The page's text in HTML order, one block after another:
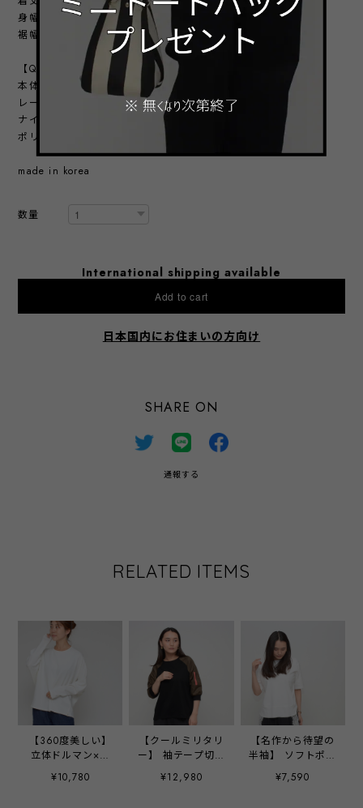
身幅：86㎝
裾幅：60.5㎝
【QUALITY】
本体：
レーヨン 61%
ナイロン 31%
ポリウレタン 8%
made in korea
数量
International shipping available
Add to cart
日本国内にお住まいの方向け
SHARE ON
通報する
RELATED ITEMS
【360度美しい】
立体ドルマン×コ
クーントップス
- LER-2564 オフ-
¥10,780
【クールミリタリ
ー】 袖テープ切替
カットソー ‐
LEO-2652 ブラッ
¥12,980
【名作から待望の
半袖】 ソフトポン
チバックスリット
Tシャツ ‐ LER-
¥7,590